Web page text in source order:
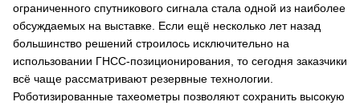
ограниченного спутникового сигнала стала одной из наиболее
обсуждаемых на выставке. Если ещё несколько лет назад
большинство решений строилось исключительно на
использовании ГНСС-позиционирования, то сегодня заказчики
всё чаще рассматривают резервные технологии.
Роботизированные тахеометры позволяют сохранить высокую